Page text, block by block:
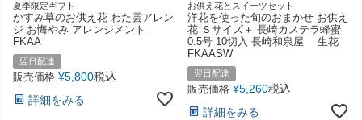
夏季限定ギフト
かすみ草のお供え花 わた雲アレン
ジ お悔やみ アレンジメント
FKAA
翌日配達
販売価格 ¥5,800税込
詳細をみる
お供え花とスイーツセット
洋花を使った旬のおまかせ お供え
花 Ｓサイズ＋ 長崎カステラ蜂蜜
0.5号 10切入 長崎和泉屋 生花
FKAASW
翌日配達
販売価格 ¥5,260税込
詳細をみる